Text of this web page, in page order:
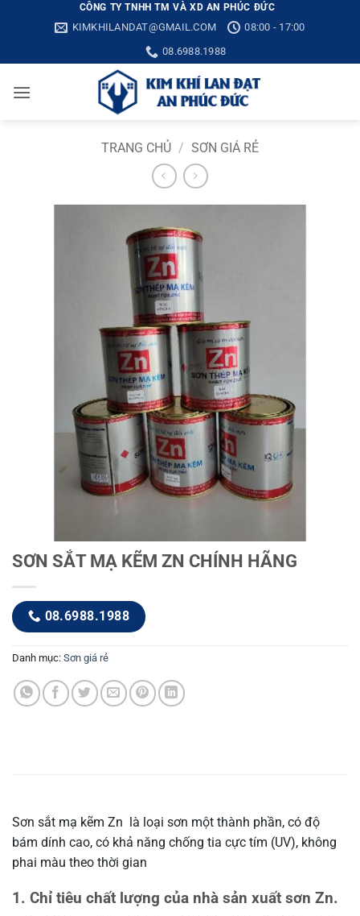
CÔNG TY TNHH TM VÀ XD AN PHÚC ĐỨC
KIMKHILANDAT@GMAIL.COM
08:00 - 17:00
08.6988.1988
TRANG CHỦ / SƠN GIÁ RẺ
SƠN SẮT MẠ KẼM ZN CHÍNH HÃNG
08.6988.1988
Danh mục: Sơn giá rẻ
Sơn sắt mạ kẽm Zn là loại sơn một thành phần, có độ
bám dính cao, có khả năng chống tia cực tím (UV), không
phai màu theo thời gian
1. Chỉ tiêu chất lượng của nhà sản xuất sơn Zn.